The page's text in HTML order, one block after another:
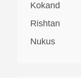
Kokand
Rishtan
Nukus